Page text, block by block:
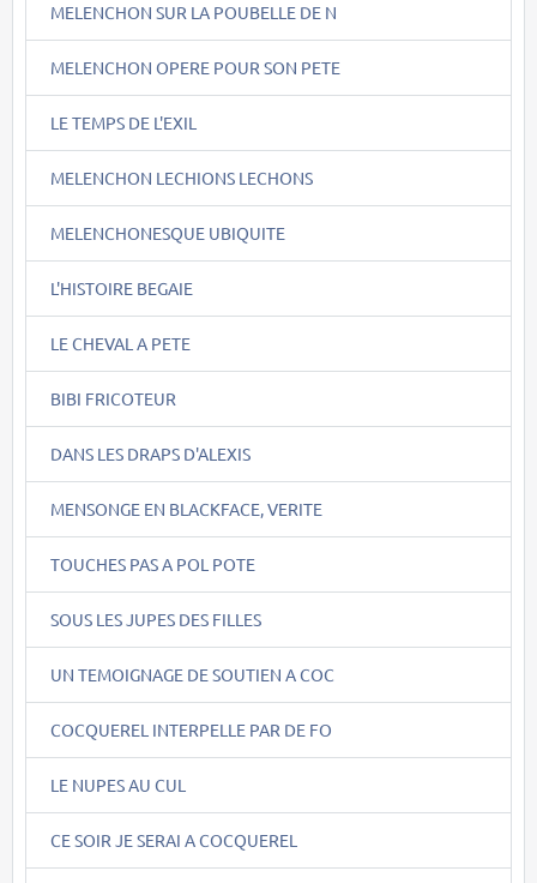
MELENCHON SUR LA POUBELLE DE N
MELENCHON OPERE POUR SON PETE
LE TEMPS DE L'EXIL
MELENCHON LECHIONS LECHONS
MELENCHONESQUE UBIQUITE
L'HISTOIRE BEGAIE
LE CHEVAL A PETE
BIBI FRICOTEUR
DANS LES DRAPS D'ALEXIS
MENSONGE EN BLACKFACE, VERITE
TOUCHES PAS A POL POTE
SOUS LES JUPES DES FILLES
UN TEMOIGNAGE DE SOUTIEN A COC
COCQUEREL INTERPELLE PAR DE FO
LE NUPES AU CUL
CE SOIR JE SERAI A COCQUEREL